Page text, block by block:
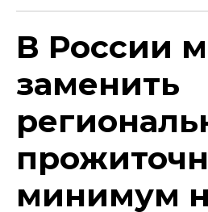
В России
заменить
минимум